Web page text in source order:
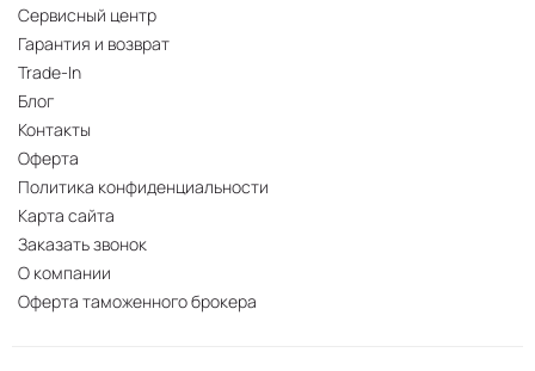
Сервисный центр
Гарантия и возврат
Trade-In
Блог
Контакты
Оферта
Политика конфиденциальности
Карта сайта
Заказать звонок
О компании
Оферта таможенного брокера